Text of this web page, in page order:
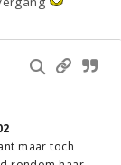
maar toch